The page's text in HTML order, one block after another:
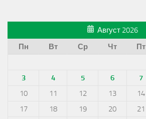
Август 2026
Пн
Вт Ср Чт Пт
3
4 5 6 7
10
11 12 13 14
17
18 19 20 21